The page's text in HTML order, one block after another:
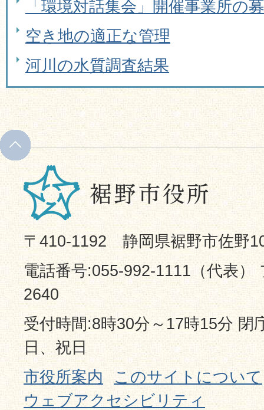
「環境対話集会」開催事業所の
空き地の適正な管理
河川の水質調査結果
〒410-1192 静岡県裾野市佐野
電話番号:055-992-1111（代表）
2640
受付時間:8時30分～17時15分 閉
日、祝日
市役所案内
このサイトについて
ウェブアクセシビリティ